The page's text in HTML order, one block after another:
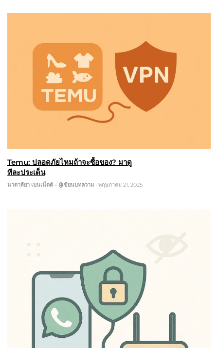
Temu: ปลอดภัยไหมถ้าจะซื้อของ? มาดู
ทีละประเด็น
นาตาลียา เบนเน็ตต์ – ผู้เขียนบทความ • พฤษภาคม 21, 2025